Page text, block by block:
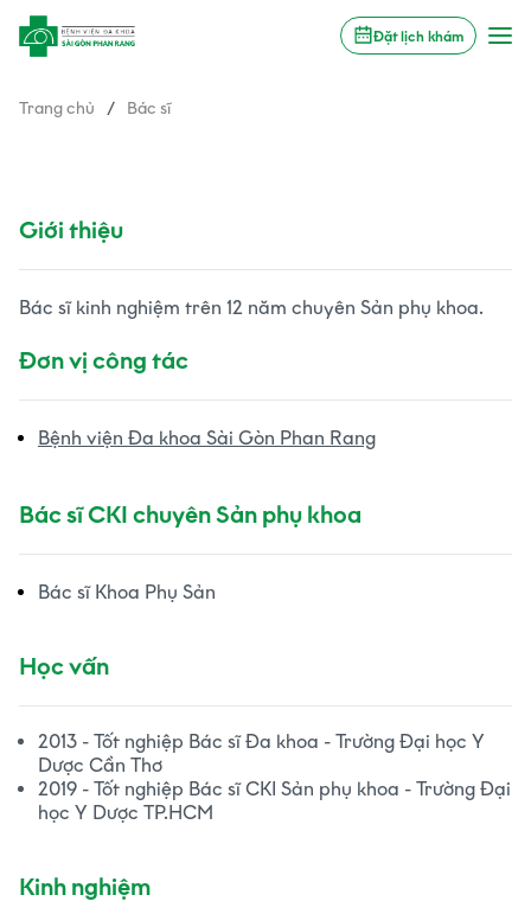
Đặt lịch khám
Trang chủ / Bác sĩ
Giới thiệu
Bác sĩ kinh nghiệm trên 12 năm chuyên Sản phụ khoa.
Đơn vị công tác
Bệnh viện Đa khoa Sài Gòn Phan Rang
Bác sĩ CKI chuyên Sản phụ khoa
Bác sĩ Khoa Phụ Sản
Học vấn
2013 - Tốt nghiệp Bác sĩ Đa khoa - Trường Đại học Y
Dược Cần Thơ
2019 - Tốt nghiệp Bác sĩ CKI Sản phụ khoa - Trường Đại
học Y Dược TP.HCM
Kinh nghiệm